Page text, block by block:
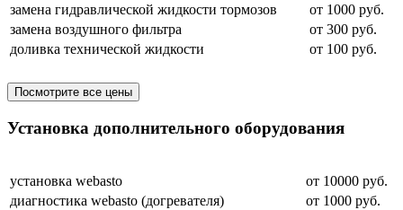
замена гидравлической жидкости тормозов
от 1000 руб.
замена воздушного фильтра
от 300 руб.
доливка технической жидкости
от 100 руб.
Посмотрите все цены
Установка дополнительного оборудования
установка webasto
от 10000 руб.
диагностика webasto (догревателя)
от 1000 руб.